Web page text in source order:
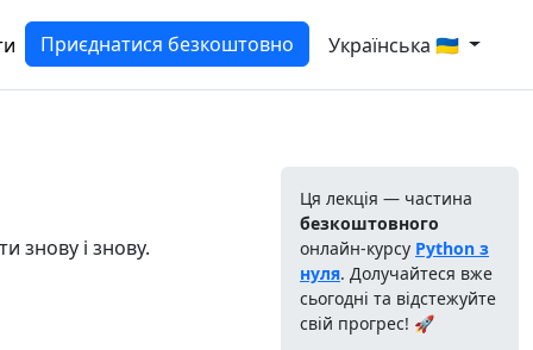
Приєднатися безкоштовно Українська 🇺🇦
знову і знову.
Ця лекція — частина
безкоштовного
онлайн-курсу Python з
нуля. Долучайтеся вже
сьогодні та відстежуйте
свій прогрес! 🚀